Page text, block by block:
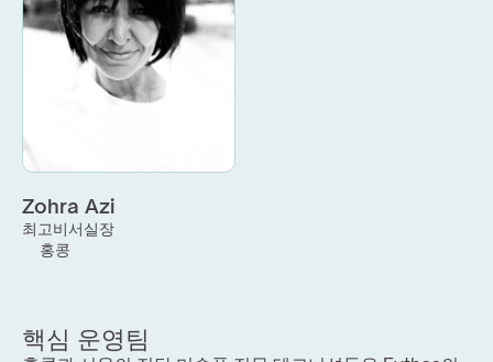
Zohra Azi
최고비서실장
홍콩
핵심 운영팀